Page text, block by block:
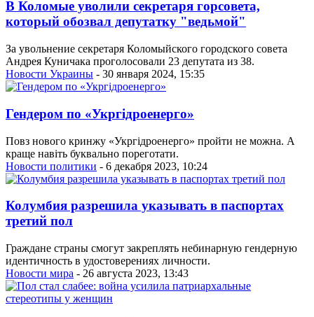
В Коломые уволили секретаря горсовета,
который обозвал депутатку "ведьмой"
За увольнение секретаря Коломыйского городского совета
Андрея Куничака проголосовали 23 депутата из 38.
Новости Украины - 30 января 2024, 15:35
Гендером по «Укргідроенерго»
Повз нового кринжу «Укргідроенерго» пройти не можна. А
краще навіть буквально пореготати.
Новости политики - 6 декабря 2023, 10:24
Колумбия разрешила указывать в паспортах
третий пол
Граждане страны смогут закреплять небинарную гендерную
идентичность в удостоверениях личности.
Новости мира - 26 августа 2023, 13:43